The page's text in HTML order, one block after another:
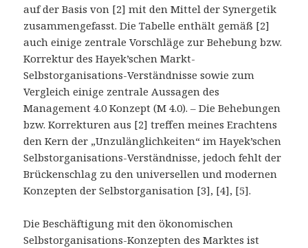
auf der Basis von [2] mit den Mittel der Synergetik
zusammengefasst. Die Tabelle enthält gemäß [2]
auch einige zentrale Vorschläge zur Behebung bzw.
Korrektur des Hayek’schen Markt-
Selbstorganisations-Verständnisse sowie zum
Vergleich einige zentrale Aussagen des
Management 4.0 Konzept (M 4.0). – Die Behebungen
bzw. Korrekturen aus [2] treffen meines Erachtens
den Kern der „Unzulänglichkeiten“ im Hayek’schen
Selbstorganisations-Verständnisse, jedoch fehlt der
Brückenschlag zu den universellen und modernen
Konzepten der Selbstorganisation [3], [4], [5].
Die Beschäftigung mit den ökonomischen
Selbstorganisations-Konzepten des Marktes ist